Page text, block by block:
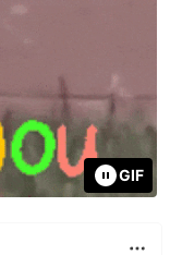
GIF